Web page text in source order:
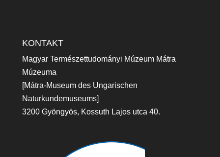
KONTAKT
Magyar Természettudományi Múzeum Mátra
Múzeuma
[Mátra-Museum des Ungarischen
Naturkundemuseums]
3200 Gyöngyös, Kossuth Lajos utca 40.